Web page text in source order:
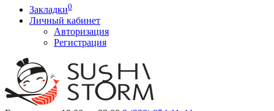
Закладки0
Личный кабинет
Авторизация
Регистрация